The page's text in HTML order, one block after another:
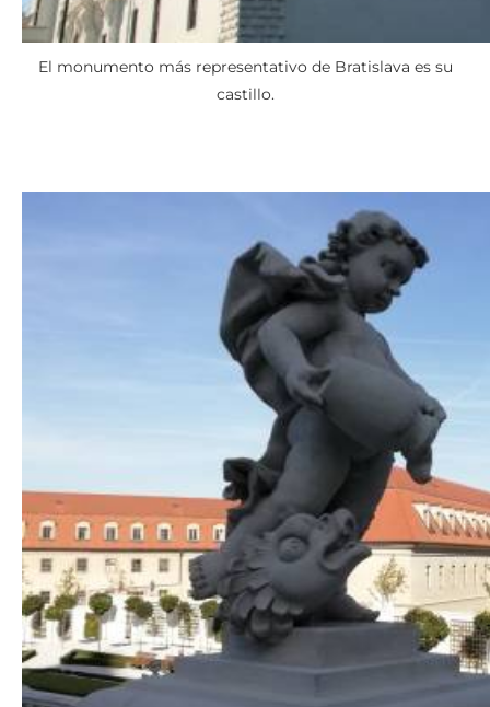
El monumento más representativo de Bratislava es su
castillo.